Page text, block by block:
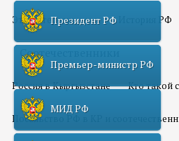
Это интересно всем История РФ
Соотечественники
Россия в Кыргызстане Кто такой
Посольство РФ в КР и
Президент РФ
Премьер-министр РФ
МИД РФ